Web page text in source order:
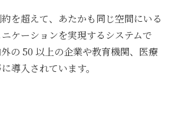
約を超えて、あたかも同じ空間にいる
ケーションを実現するシステムで
の 50 以上の企業や教育機関、医療
導入されています。